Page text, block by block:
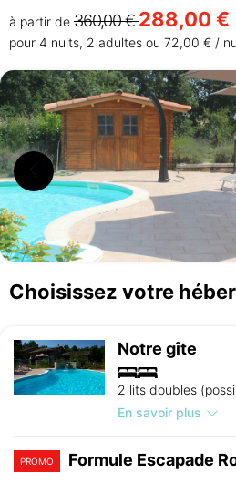
à partir de 360,00 €288,00 €
pour 4 nuits, 2 adultes ou 72,00 € /
Choisissez votre
Notre gîte
2 lits doubles
En savoir plus
PROMO Formule Escapade